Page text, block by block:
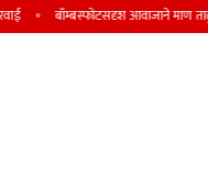
बॉम्बस्फोटसदृश आवाजाने माण तालुका